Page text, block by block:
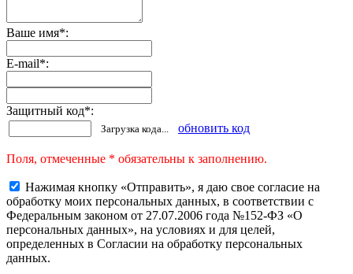
Ваше имя*:
E-mail*:
Защитный код*:
Загрузка кода... обновить код
Поля, отмеченные * обязательны к заполнению.
Нажимая кнопку «Отправить», я даю свое согласие на
обработку моих персональных данных, в соответствии с
Федеральным законом от 27.07.2006 года №152-ФЗ «О
персональных данных», на условиях и для целей,
определенных в Согласии на обработку персональных
данных.